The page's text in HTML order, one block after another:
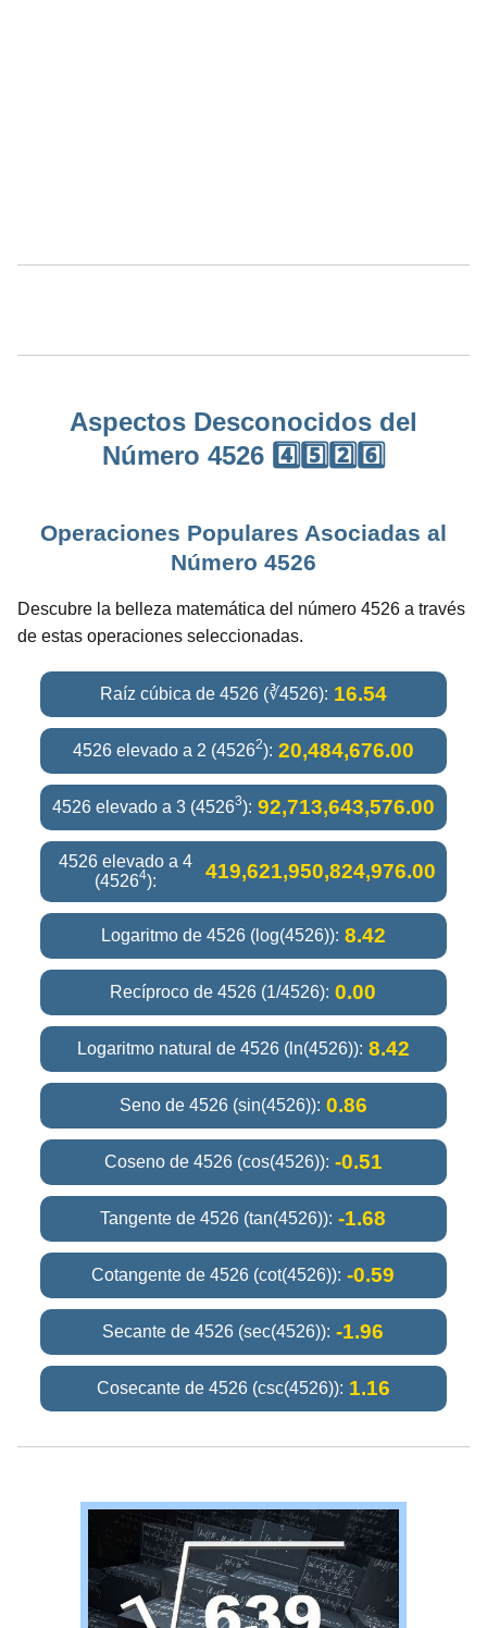
Aspectos Desconocidos del
Número 4526 4️⃣5️⃣2️⃣6️⃣
Operaciones Populares Asociadas al
Número 4526
Descubre la belleza matemática del número 4526 a través
de estas operaciones seleccionadas.
Raíz cúbica de 4526 (∛4526): 16.54
4526 elevado a 2 (45262): 20,484,676.00
4526 elevado a 3 (45263): 92,713,643,576.00
4526 elevado a 4
(45264): 419,621,950,824,976.00
Logaritmo de 4526 (log(4526)): 8.42
Recíproco de 4526 (1/4526): 0.00
Logaritmo natural de 4526 (ln(4526)): 8.42
Seno de 4526 (sin(4526)): 0.86
Coseno de 4526 (cos(4526)): -0.51
Tangente de 4526 (tan(4526)): -1.68
Cotangente de 4526 (cot(4526)): -0.59
Secante de 4526 (sec(4526)): -1.96
Cosecante de 4526 (csc(4526)): 1.16